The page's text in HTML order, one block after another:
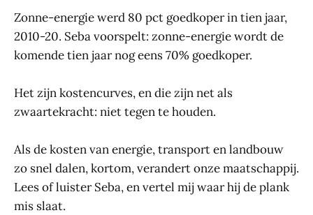
Zonne-energie werd 80 pct goedkoper in tien jaar,
2010-20. Seba voorspelt: zonne-energie wordt de
komende tien jaar nog eens 70% goedkoper.
Het zijn kostencurves, en die zijn net als
zwaartekracht: niet tegen te houden.
Als de kosten van energie, transport en landbouw
zo snel dalen, kortom, verandert onze maatschappij.
Lees of luister Seba, en vertel mij waar hij de plank
mis slaat.